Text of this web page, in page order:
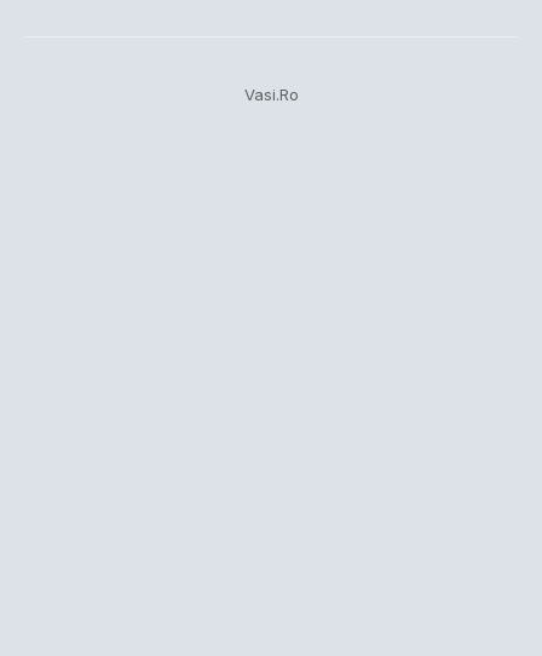
Vasi.Ro